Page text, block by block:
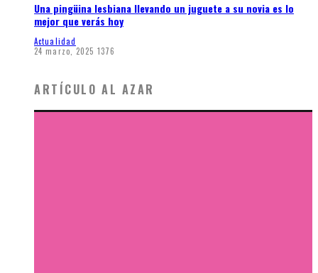
Una pingüina lesbiana llevando un juguete a su novia es lo
mejor que verás hoy
Actualidad
24 marzo, 2025 1376
ARTÍCULO AL AZAR